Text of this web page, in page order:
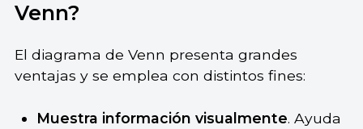
Venn?
El diagrama de Venn presenta grandes
ventajas y se emplea con distintos fines:
Muestra información visualmente. Ayuda